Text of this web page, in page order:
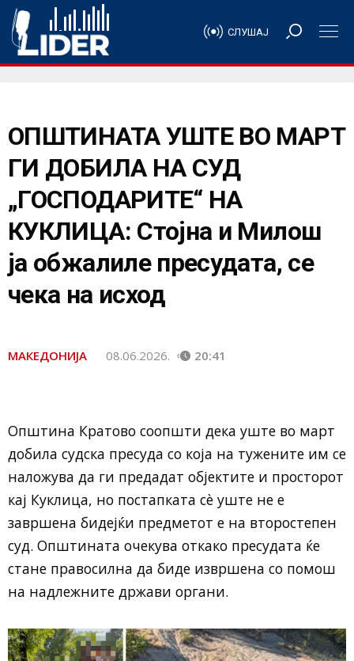
СЛУШАЈ
OПШТИНАТА УШТЕ ВО МАРТ
ГИ ДОБИЛА НА СУД
„ГОСПОДАРИТЕ“ НА
КУКЛИЦА: Стојна и Милош
ја обжалиле пресудата, се
чека на исход
МАКЕДОНИЈА 08.06.2026. 20:41
Општина Кратово соопшти дека уште во март
добила судска пресуда со која на тужените им се
наложува да ги предадат објектите и просторот
кај Куклица, но постапката сè уште не е
завршена бидејќи предметот е на второстепен
суд. Општината очекува откако пресудата ќе
стане правосилна да биде извршена со помош
на надлежните држави органи.